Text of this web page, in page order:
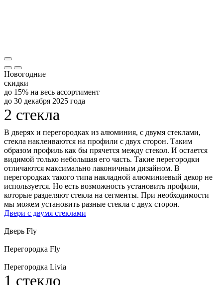
Новогодние
скидки
до 15% на весь ассортимент
до 30 декабря 2025 года
2 стекла
В дверях и перегородках из алюминия, с двумя стеклами,
стекла наклеиваются на профили с двух сторон. Таким
образом профиль как бы прячется между стекол. И остается
видимой только небольшая его часть. Такие перегородки
отличаются максимально лаконичным дизайном. В
перегородках такого типа накладной алюминиевый декор не
используется. Но есть возможность установить профили,
которые разделяют стекла на сегменты. При необходимости
мы можем установить разные стекла с двух сторон.
Двери с двумя стеклами
Дверь Fly
Перегородка Fly
Перегородка Livia
1 стекло